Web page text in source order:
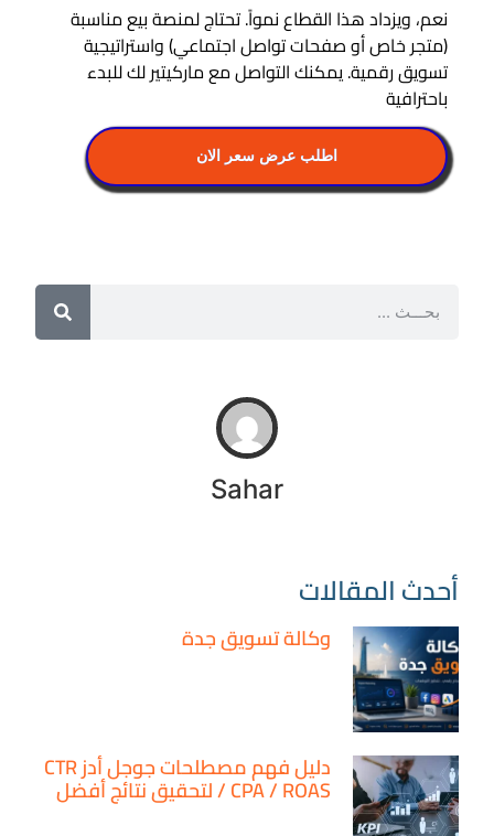
نعم، ويزداد هذا القطاع نمواً. تحتاج لمنصة بيع مناسبة
(متجر خاص أو صفحات تواصل اجتماعي) واستراتيجية
تسويق رقمية. يمكنك التواصل معماركيتير لك للبدء
باحترافية
اطلب عرض سعر الان
Sahar
أحدث المقالات
وكالة تسويق جدة
دليل فهم مصطلحات جوجل أدز CTR
/ CPA / ROAS لتحقيق نتائج أفضل